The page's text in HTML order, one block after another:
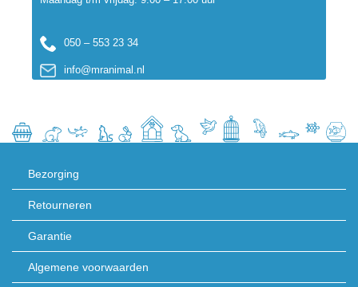
050 – 553 23 34
info@mranimal.nl
Bezorging
Retourneren
Garantie
Algemene voorwaarden